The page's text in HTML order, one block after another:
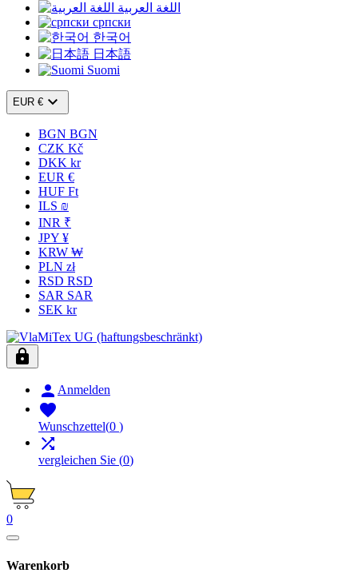
اللغة العربية
српски
한국어
日本語
Suomi
EUR € 
BGN BGN
CZK Kč
DKK kr
EUR €
HUF Ft
ILS ₪
INR ₹
JPY ¥
KRW ₩
PLN zł
RSD RSD
SAR SAR
SEK kr

 Anmelden

Wunschzettel(0 )

vergleichen Sie (0)
0
Warenkorb